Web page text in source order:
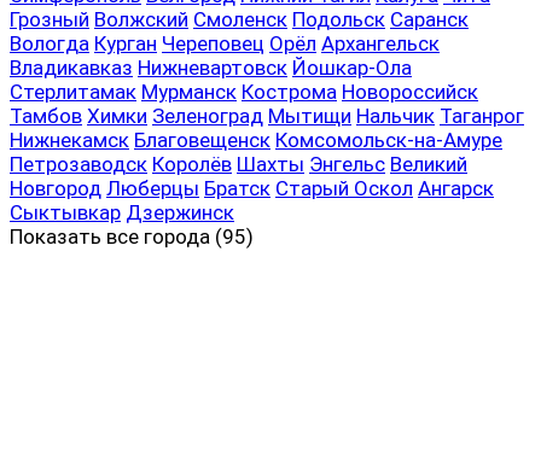
Грозный Волжский Смоленск Подольск Саранск
Вологда Курган Череповец Орёл Архангельск
Владикавказ Нижневартовск Йошкар-Ола
Стерлитамак Мурманск Кострома Новороссийск
Тамбов Химки Зеленоград Мытищи Нальчик Таганрог
Нижнекамск Благовещенск Комсомольск-на-Амуре
Петрозаводск Королёв Шахты Энгельс Великий
Новгород Люберцы Братск Старый Оскол Ангарск
Сыктывкар Дзержинск
Показать все города (95)